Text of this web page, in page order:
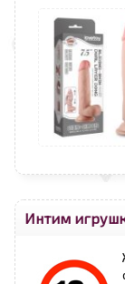
Интим